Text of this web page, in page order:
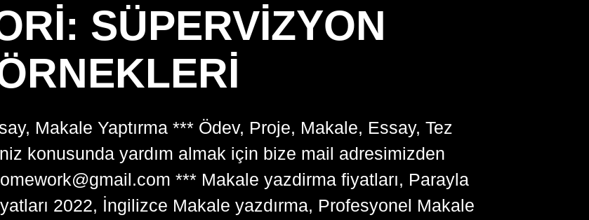
SÜPERVIZYON
Makale Yaptırma *** Ödev, Proje, Makale, Essay, Tez
konusunda yardım almak için bize mail adresimizden
*** Makale yazdirma fiyatları, Parayla
2022, İngilizce Makale yazdırma, Profesyonel Makale